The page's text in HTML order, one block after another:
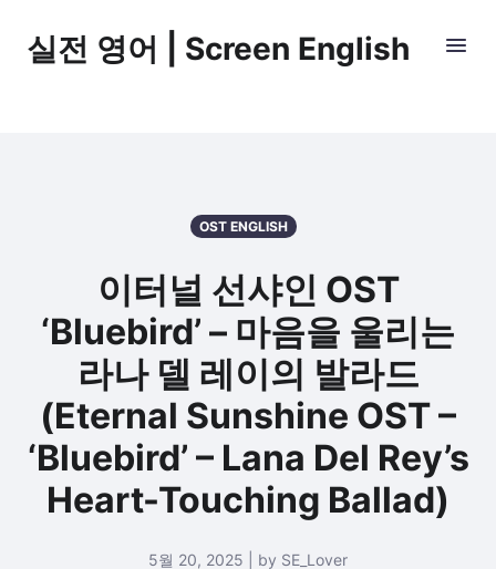
실전 영어 | Screen English
OST ENGLISH
이터널 선샤인 OST
‘Bluebird’ – 마음을 울리는
라나 델 레이의 발라드
(Eternal Sunshine OST –
‘Bluebird’ – Lana Del Rey’s
Heart-Touching Ballad)
5월 20, 2025 | by SE_Lover